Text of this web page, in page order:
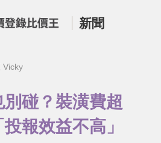
新聞
Vicky
碰？裝潢費超
報效益不高」